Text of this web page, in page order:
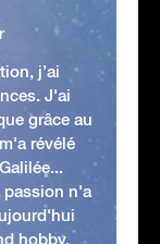
j’ai
J'ai
grâce au
révélé
passion n'a
hobby.